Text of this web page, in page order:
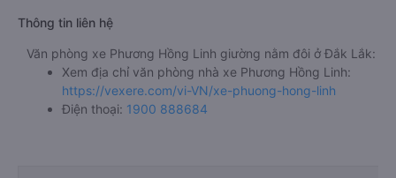
Thông tin liên hệ
Văn phòng xe Phương Hồng Linh giường nằm đôi ở Đắk Lắk:
Xem địa chỉ văn phòng nhà xe Phương Hồng Linh:
https://vexere.com/vi-VN/xe-phuong-hong-linh
Điện thoại: 1900 888684